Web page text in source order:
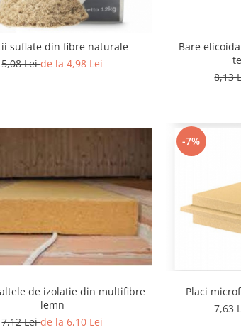
suflate din fibre naturale
5,08 Leide la 4,98 Lei
Bare
8,13
de izolatie din multifibre
lemn
7,12 Leide la 6,10 Lei
-7%
Placi
7,63